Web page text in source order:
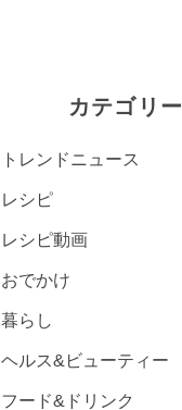
カテゴリー
トレンドニュース
レシピ
レシピ動画
おでかけ
暮らし
ヘルス&ビューティー
フード&ドリンク